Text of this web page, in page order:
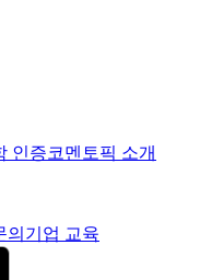
인증코멘토픽 소개
의 기업 교육